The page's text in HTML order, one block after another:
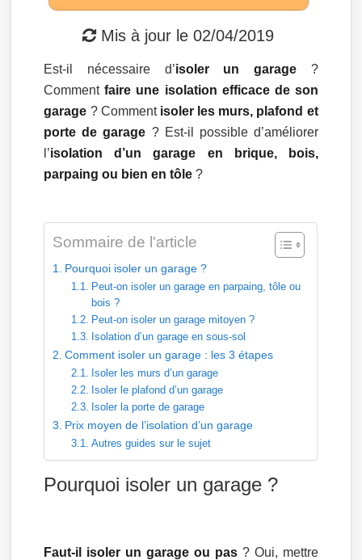
Mis à jour le02/04/2019
Est-il nécessaire d’isoler un garage?
Commentfaire une isolation efficace de son
garage ? Comment isoler les murs, plafond et
porte de garage ? Est-il possible d’améliorer
l’isolation d’un garage en brique, bois,
parpaing ou bien en tôle ?
Sommaire de l'article
Pourquoi isoler un garage ?
Peut-on isoler un garage en parpaing, tôle ou
bois ?
Peut-on isoler un garage mitoyen ?
Isolation d’un garage en sous-sol
Comment isoler un garage : les 3 étapes
Isoler les murs d’un garage
Isoler le plafond d’un garage
Isoler la porte de garage
Prix moyen de l’isolation d’un garage
Autres guides sur le sujet
Pourquoi isoler un garage ?
Faut-il isoler un garage ou pas? Oui, mettre